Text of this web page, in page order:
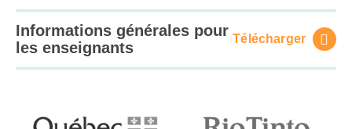
Informations générales pour
les enseignants
Télécharger